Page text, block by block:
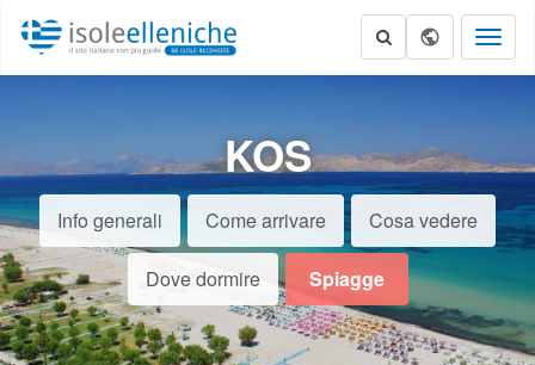
KOS
Info generali Come arrivare Cosa vedere
Dove dormire Spiagge